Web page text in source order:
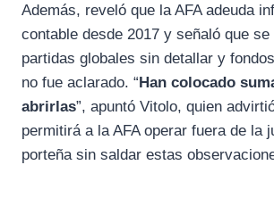
Además, reveló que la AFA adeuda
contable desde 2017 y señaló que
partidas globales sin detallar y
no fue aclarado. “Han colocado
abrirlas”, apuntó Vitolo, quien
permitirá a la AFA operar fuera de la
porteña sin saldar estas